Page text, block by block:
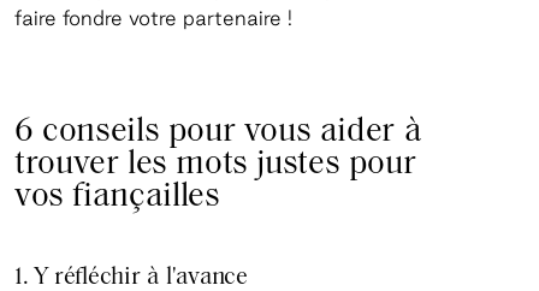
faire fondre votre partenaire !
6 conseils pour vous aider à
trouver les mots justes pour
vos fiançailles
1. Y réfléchir à l'avance